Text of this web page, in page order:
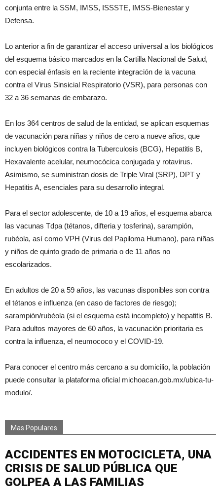
conjunta entre la SSM, IMSS, ISSSTE, IMSS-Bienestar y
Defensa.
Lo anterior a fin de garantizar el acceso universal a los biológicos
del esquema básico marcados en la Cartilla Nacional de Salud,
con especial énfasis en la reciente integración de la vacuna
contra el Virus Sinsicial Respiratorio (VSR), para personas con
32 a 36 semanas de embarazo.
En los 364 centros de salud de la entidad, se aplican esquemas
de vacunación para niñas y niños de cero a nueve años, que
incluyen biológicos contra la Tuberculosis (BCG), Hepatitis B,
Hexavalente acelular, neumocócica conjugada y rotavirus.
Asimismo, se suministran dosis de Triple Viral (SRP), DPT y
Hepatitis A, esenciales para su desarrollo integral.
Para el sector adolescente, de 10 a 19 años, el esquema abarca
las vacunas Tdpa (tétanos, difteria y tosferina), sarampión,
rubéola, así como VPH (Virus del Papiloma Humano), para niñas
y niños de quinto grado de primaria o de 11 años no
escolarizados.
En adultos de 20 a 59 años, las vacunas disponibles son contra
el tétanos e influenza (en caso de factores de riesgo);
sarampión/rubéola (si el esquema está incompleto) y hepatitis B.
Para adultos mayores de 60 años, la vacunación prioritaria es
contra la influenza, el neumococo y el COVID-19.
Para conocer el centro más cercano a su domicilio, la población
puede consultar la plataforma oficial michoacan.gob.mx/ubica-tu-
modulo/.
Mas Populares
ACCIDENTES EN MOTOCICLETA, UNA
CRISIS DE SALUD PÚBLICA QUE
GOLPEA A LAS FAMILIAS